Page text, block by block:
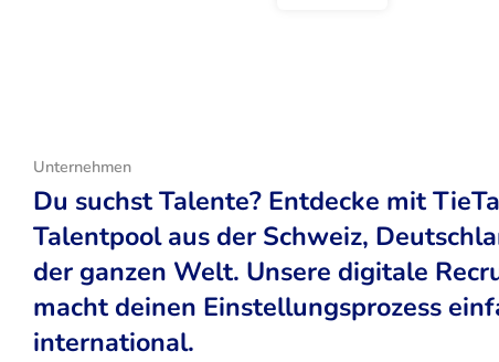
Unternehmen
Du suchst Talente? Entdecke mit
Talentpool aus der Schweiz,
der ganzen Welt. Unsere digitale
macht deinen Einstellungsprozess
international.